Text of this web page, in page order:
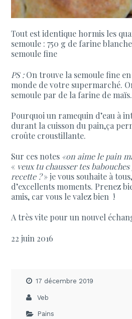
Tout est identique hormis les
semoule : 750 g de farine
semoule fine
PS :On trouve la semoule fine
monde de votre supermarché.
semoule par de la farine de maïs.
Pourquoi un ramequin d’eau à
durant la cuisson du pain,ça
croûte croustillante.
Sur ces notes «on aime le pain
« veux tu chausser tes
recette ?» je vous souhaite à
d’excellents moments. Prenez
amis, car vous le valez bien !
A très vite pour un nouvel
22 juin 2016
17 décembre 2019
Veb
Pains